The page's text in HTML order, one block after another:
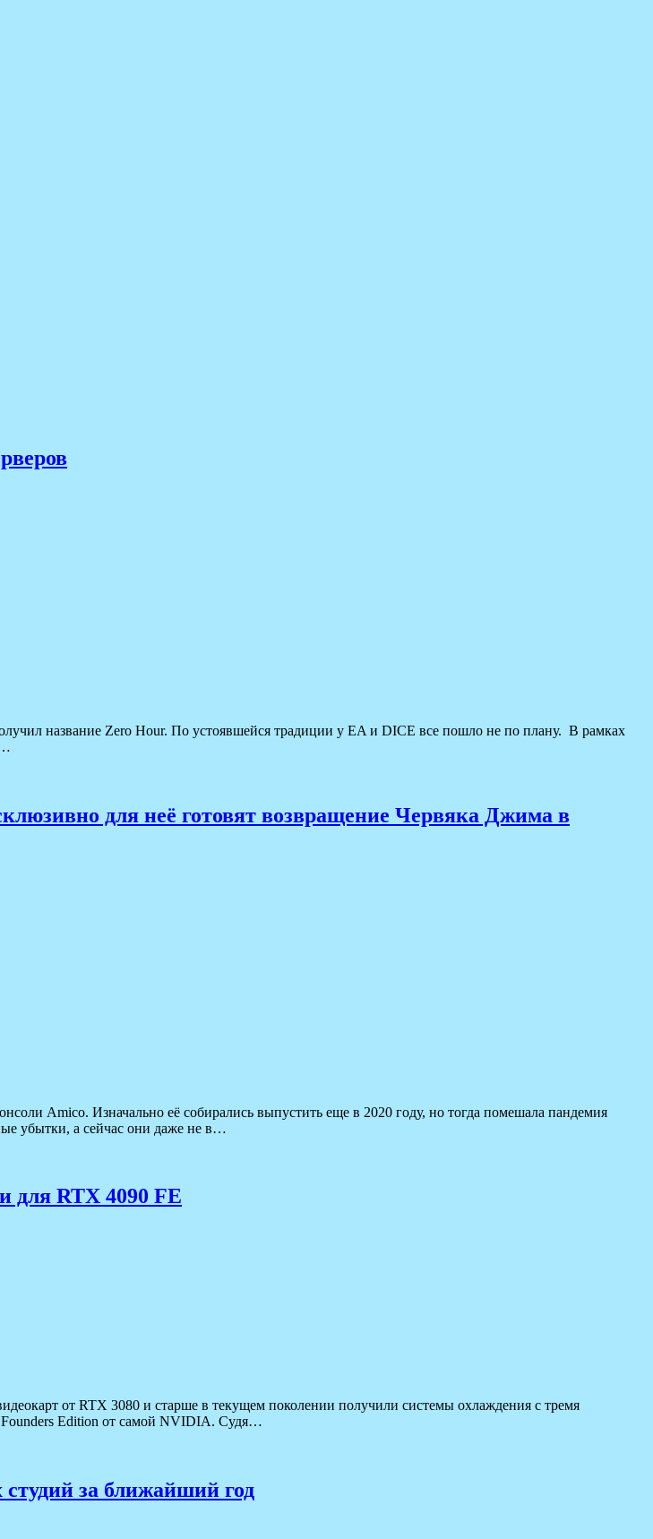
название Zero Hour. По устоявшейся традиции у EA и DICE все пошло не по плану. В рамках
для неё готовят возвращение Червяка Джима в
Amico. Изначально её собирались выпустить еще в 2020 году, но тогда помешала пандемия
убытки, а сейчас они даже не в…
для RTX 4090 FE
от RTX 3080 и старше в текущем поколении получили системы охлаждения с тремя
Edition от самой NVIDIA. Судя…
студий за ближайший год